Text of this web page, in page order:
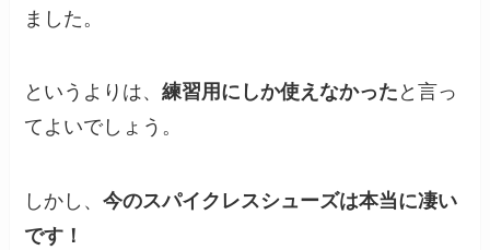
ました。
というよりは、練習用にしか使えなかった と言っ
てよいでしょう。
しかし、今のスパイクレスシューズは本当に凄い
です！